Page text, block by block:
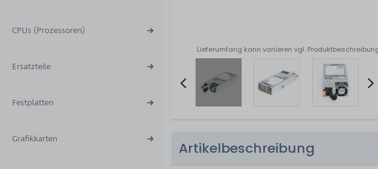
CPUs (Prozessoren)
Ersatzteile
Festplatten
Grafikkarten
Lieferumfang kann variieren vgl.
6
Artikelbeschreibung